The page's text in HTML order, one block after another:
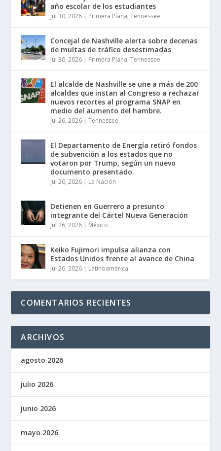
año escolar de los estudiantes
Jul 30, 2026 | Primera Plana,Tennessee
Concejal de Nashville alerta sobre decenas
de multas de tráfico desestimadas
Jul 30, 2026 | Primera Plana,Tennessee
El alcalde de Nashville se une a más de 200
alcaldes que instan al Congreso a rechazar
nuevos recortes al programa SNAP en
medio del aumento del hambre.
Jul 26, 2026 |Tennessee
El Departamento de Energía retiró fondos
de subvención a los estados que no
votaron por Trump, según un nuevo
documento presentado.
Jul 26, 2026 | La Nación
Detienen en Guerrero a presunto
integrante del Cártel Nueva Generación
Jul 26, 2026 | México
Keiko Fujimori impulsa alianza con
Estados Unidos frente al avance de China
Jul 26, 2026 | Latinoamérica
COMENTARIOS RECIENTES
ARCHIVOS
agosto 2026
julio 2026
junio 2026
mayo 2026